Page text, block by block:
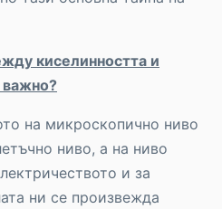
киселинността и
важно?
на микроскопично ниво
ниво, а на ниво
и за
ни се произвежда